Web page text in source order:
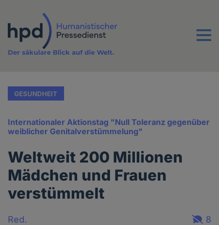
Inhalt
Menu
Der säkulare Blick auf die Welt.
GESUNDHEIT
Internationaler Aktionstag "Null Toleranz gegenüber
weiblicher Genitalverstümmelung"
Weltweit 200 Millionen
Mädchen und Frauen
verstümmelt
Red.
8